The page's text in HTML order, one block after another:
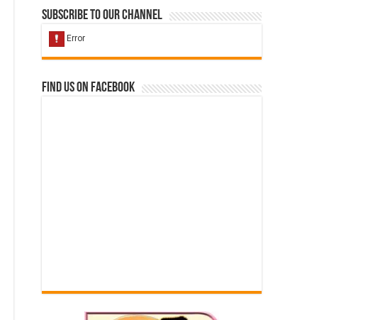
Subscribe to our Channel
Find us on Facebook